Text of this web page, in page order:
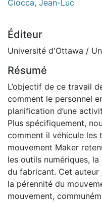
Ciocca, Jean-Luc
Éditeur
Université d'Ottawa /
Résumé
L’objectif de ce travail
comment le personnel
planification d’une
Plus spécifiquement,
comment il véhicule les
mouvement Maker
les outils numériques,
du fabricant. Cet auteur
la pérennité du
mouvement,